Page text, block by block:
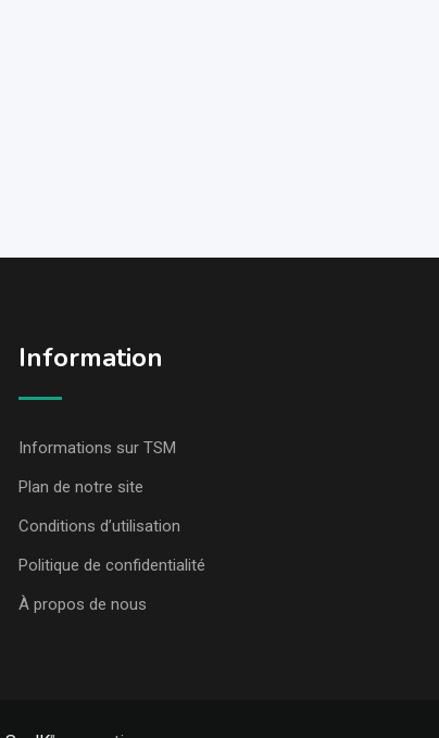
Information
Informations sur TSM
Plan de notre site
Conditions d’utilisation
Politique de confidentialité
À propos de nous